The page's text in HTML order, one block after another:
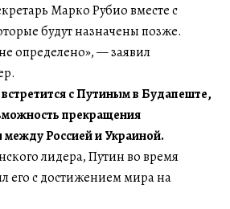
Марко Рубио вместе с
будут назначены позже.
определено», — заявил
встретится с Путиным в Будапеште,
прекращения
между Россией и Украиной.
лидера, Путин во время
его с достижением мира на